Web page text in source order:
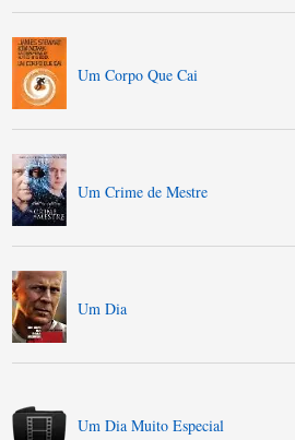
Um Corpo Que Cai
Um Crime de Mestre
Um Dia
Um Dia Muito Especial